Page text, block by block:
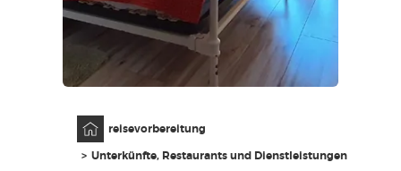
reisevorbereitung
Unterkünfte, Restaurants und Dienstleistungen